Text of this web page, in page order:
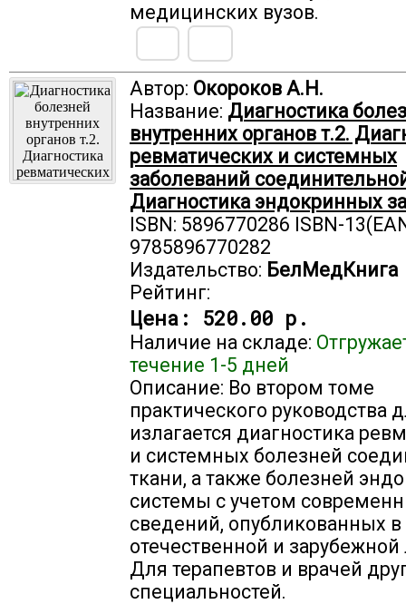
медицинских вузов.
Автор: Окороков А.Н.
Название: Диагностика
внутренних органов т.2.
ревматических и системных
заболеваний
Диагностика эндокринных
ISBN: 5896770286 ISBN-
9785896770282
Издательство: БелМедКнига
Рейтинг:
Цена: 520.00 р.
Наличие на складе:
течение 1-5 дней
Описание: Во втором томе
практического руководства
излагается диагностика
и системных болезней
ткани, а также болезней
системы с учетом
сведений, опубликованных в
отечественной и зарубежной
Для терапевтов и врачей
специальностей.